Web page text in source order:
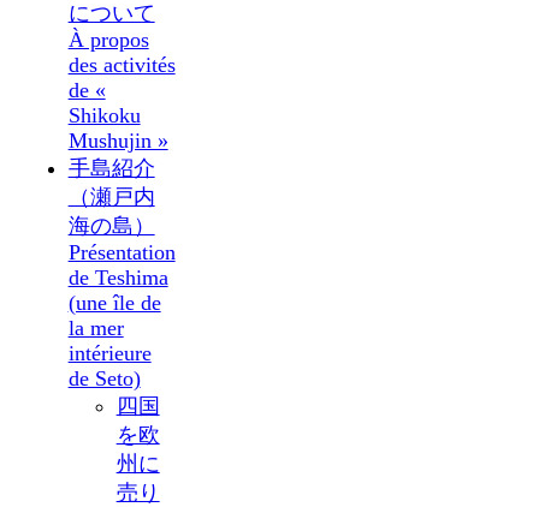
について
À propos
des activités
de «
Shikoku
Mushujin »
手島紹介
（瀬戸内
海の島）
Présentation
de Teshima
(une île de
la mer
intérieure
de Seto)
四国
を欧
州に
売り